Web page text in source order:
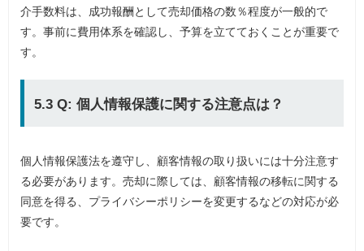
介手数料は、成功報酬として売却価格の数％程度が一般的で
す。事前に費用体系を確認し、予算を立てておくことが重要で
す。
5.3 Q: 個人情報保護に関する注意点は？
個人情報保護法を遵守し、顧客情報の取り扱いには十分注意す
る必要があります。売却に際しては、顧客情報の移転に関する
同意を得る、プライバシーポリシーを変更するなどの対応が必
要です。